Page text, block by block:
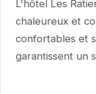
L'hôtel Les
chaleureux et
confortables et
garantissent un